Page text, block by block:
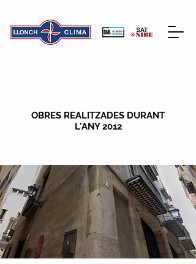
OBRES REALITZADES DURANT
L'ANY 2012